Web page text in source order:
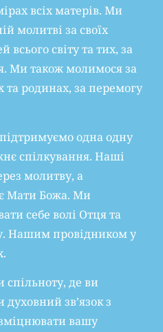
всіх матерів. Ми
молитві за своїх
всього світу та тих, за
Ми також молимося за
та родинах, за перемогу
одна одну
спілкування. Наші
молитву, а
Мати Божа. Ми
себе волі Отця та
Нашим провідником у
де ви
зв’язок з
вашу